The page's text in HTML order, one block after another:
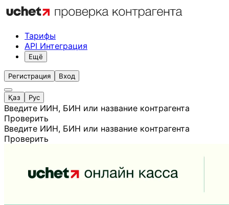
Тарифы
API Интеграция
Ещё
Регистрация Вход
Қаз Рус
Введите ИИН, БИН или название контрагента
Проверить
Введите ИИН, БИН или название контрагента
Проверить